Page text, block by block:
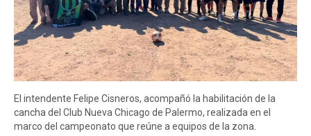
El intendente Felipe Cisneros, acompañó la habilitación de la
cancha del Club Nueva Chicago de Palermo, realizada en el
marco del campeonato que reúne a equipos de la zona.